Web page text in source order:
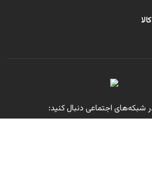
در شبکه‌های اجتماعی دنبال کنید: